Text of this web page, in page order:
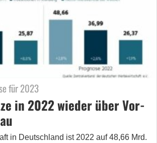
für 2023
in 2022 wieder über Vor-
in Deutschland ist 2022 auf 48,66 Mrd.